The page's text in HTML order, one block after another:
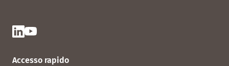
Accesso rapido